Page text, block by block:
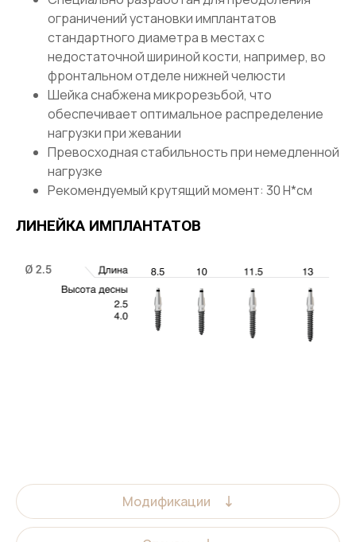
ограничений установки имплантатов
стандартного диаметра в местах с
недостаточной шириной кости, например, во
фронтальном отделе нижней челюсти
Шейка снабжена микрорезьбой, что
обеспечивает оптимальное распределение
нагрузки при жевании
Превосходная стабильность при немедленной
нагрузке
Рекомендуемый крутящий момент: 30 Н*см
ЛИНЕЙКА ИМПЛАНТАТОВ
Модификации